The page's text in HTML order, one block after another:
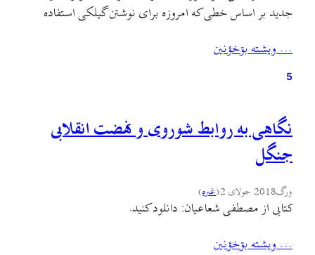
جدید بر اساس خطی که امروزه برای نوشتن گیلکی استفاده
نسخهٔ خطی در آرشیو کتابخونهٔ مرکزی دانشگاه تهران موجوده.
… ويشته بۊخؤنين
5
نگاهی به روابط شوروی و نهضت انقلابی
جنگل
ورگ2018 جولای 2 (غىره)
کتابی از مصطفی شعاعیان: دانلود کنید.
… ويشته بۊخؤنين